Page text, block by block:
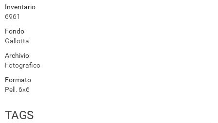
Inventario
6961
Fondo
Gallotta
Archivio
Fotografico
Formato
Pell. 6x6
TAGS